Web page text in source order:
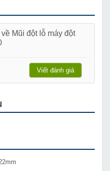
Mũi đột lỗ máy đột
Viết đánh giá